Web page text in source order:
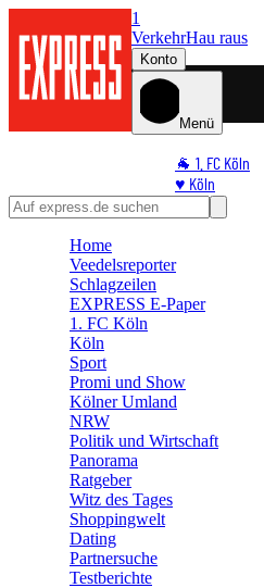
1
VerkehrHau raus
Konto
Menü
🐐 1. FC Köln
♥️ Köln
⭐ Promi
🛒
Home
Veedelsreporter
Schlagzeilen
EXPRESS E-Paper
1. FC Köln
Köln
Sport
Promi und Show
Kölner Umland
NRW
Politik und Wirtschaft
Panorama
Ratgeber
Witz des Tages
Shoppingwelt
Dating
Partnersuche
Testberichte